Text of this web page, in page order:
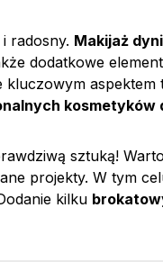
radosny. Makijaż
dodatkowe
aspektem
kosmetyków
sztuką!
projekty. W tym
kilku